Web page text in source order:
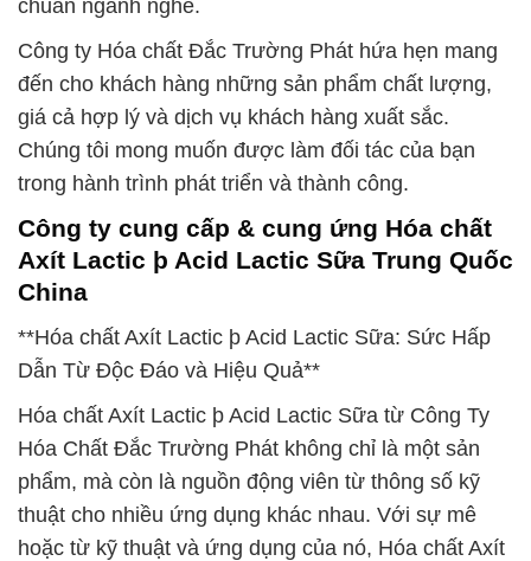
chuẩn ngành nghề.
Công ty Hóa chất Đắc Trường Phát hứa hẹn mang
đến cho khách hàng những sản phẩm chất lượng,
giá cả hợp lý và dịch vụ khách hàng xuất sắc.
Chúng tôi mong muốn được làm đối tác của bạn
trong hành trình phát triển và thành công.
Công ty cung cấp & cung ứng Hóa chất
Axít Lactic þ Acid Lactic Sữa Trung Quốc
China
**Hóa chất Axít Lactic þ Acid Lactic Sữa: Sức Hấp
Dẫn Từ Độc Đáo và Hiệu Quả**
Hóa chất Axít Lactic þ Acid Lactic Sữa từ Công Ty
Hóa Chất Đắc Trường Phát không chỉ là một sản
phẩm, mà còn là nguồn động viên từ thông số kỹ
thuật cho nhiều ứng dụng khác nhau. Với sự mê
hoặc từ kỹ thuật và ứng dụng của nó, Hóa chất Axít